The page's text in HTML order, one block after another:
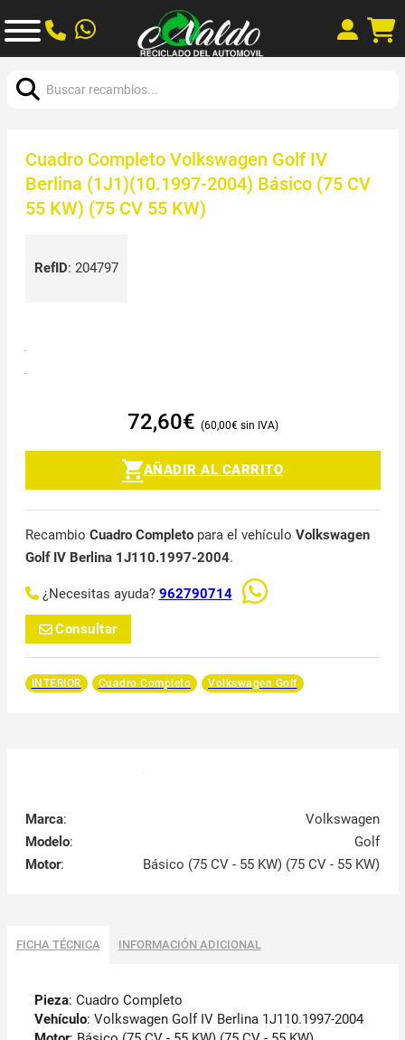
Cuadro Completo Volkswagen Golf IV
Berlina (1J1)(10.1997-2004) Básico (75 CV
55 KW) (75 CV 55 KW)
RefID: 204797
72,60€ 60,00€
AÑADIR AL CARRITO
Recambio Cuadro Completopara el vehículo Volkswagen
Golf IV Berlina 1J110.1997-2004.
¿Necesitas ayuda? 962790714
Consultar
INTERIOR Cuadro Completo Volkswagen Golf
Marca:
Volkswagen
Modelo:
Golf
Motor: Básico (75 CV - 55 KW) (75 CV - 55 KW)
FICHA TÉCNICA INFORMACIÓN ADICIONAL
Pieza: Cuadro Completo
Vehículo: Volkswagen Golf IV Berlina 1J110.1997-2004